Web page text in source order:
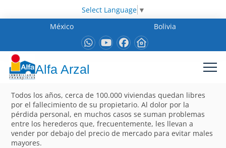
Select Language ▼
México
Bolivia
Alfa Arzal
Todos los años, cerca de 100.000 viviendas quedan libres
por el fallecimiento de su propietario. Al dolor por la
pérdida personal, en muchos casos se suman problemas
entre los herederos que, frecuentemente, les llevan a
vender por debajo del precio de mercado para evitar males
mayores.